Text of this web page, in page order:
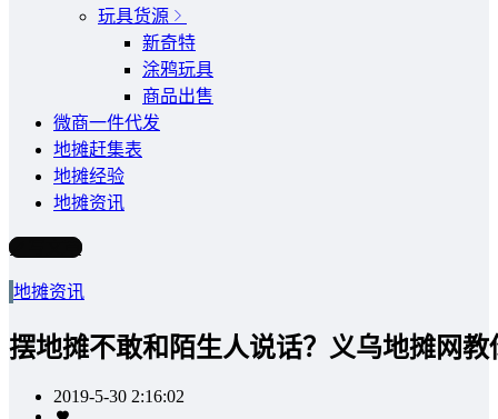
玩具货源
新奇特
涂鸦玩具
商品出售
微商一件代发
地摊赶集表
地摊经验
地摊资讯
写文章
地摊资讯
摆地摊不敢和陌生人说话？义乌地摊网教
2019-5-30 2:16:02